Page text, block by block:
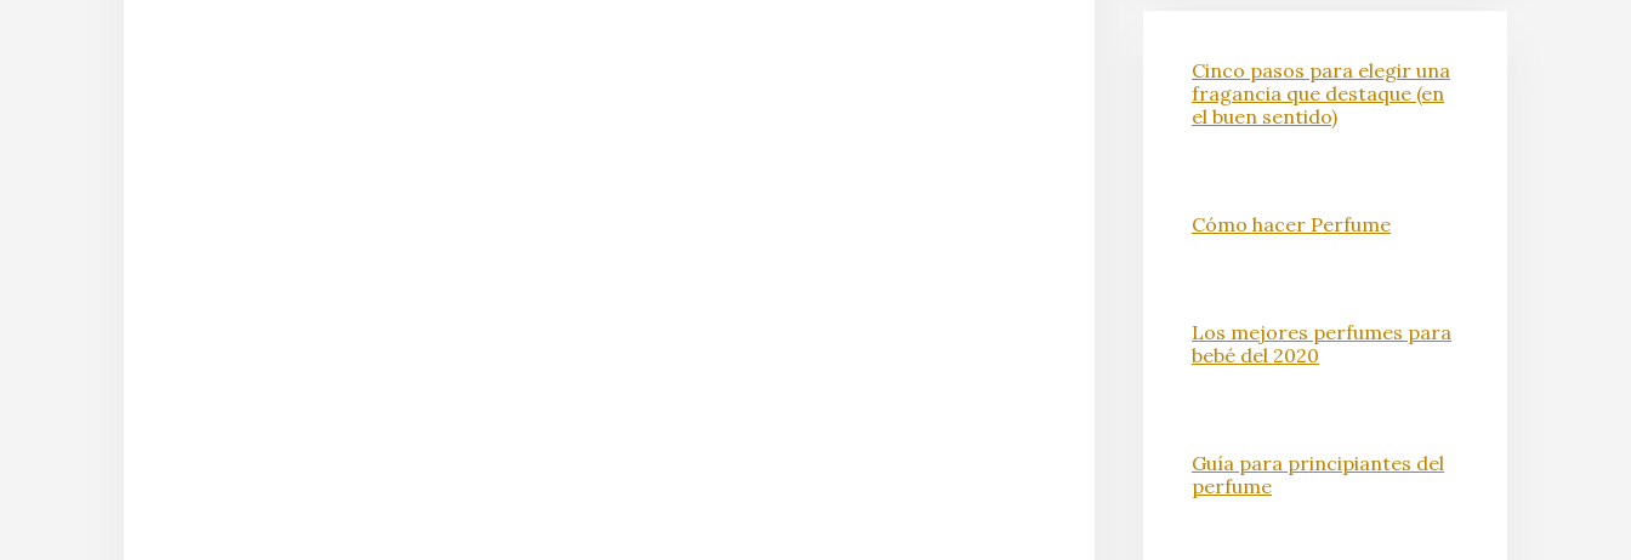
Cinco pasos para elegir una
fragancia que destaque (en
el buen sentido)
Cómo hacer Perfume
Los mejores perfumes para
bebé del 2020
Guía para principiantes del
perfume